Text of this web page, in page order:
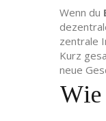
Wenn du
zentrale
Kurz
neue